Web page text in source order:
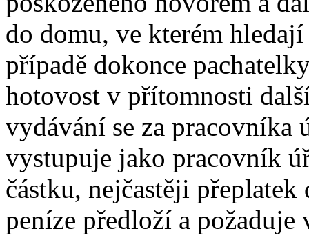
do domu, ve kterém
případě dokonce
hotovost v přítomnosti
vydávání se za pracovníka
vystupuje jako pracovník
částku, nejčastěji přeplatek
peníze předloží a